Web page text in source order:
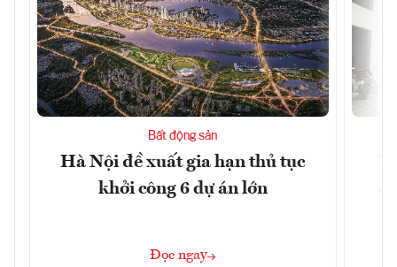
Bất động sản
Hà Nội đề xuất gia hạn thủ tục
khởi công 6 dự án lớn
Đọc ngay